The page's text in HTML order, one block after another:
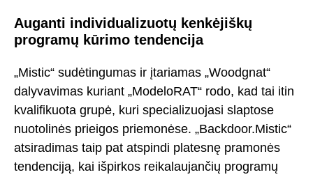
Auganti individualizuotų kenkėjiškų
programų kūrimo tendencija
„Mistic“ sudėtingumas ir įtariamas „Woodgnat“
dalyvavimas kuriant „ModeloRAT“ rodo, kad tai itin
kvalifikuota grupė, kuri specializuojasi slaptose
nuotolinės prieigos priemonėse. „Backdoor.Mistic“
atsiradimas taip pat atspindi platesnę pramonės
tendenciją, kai išpirkos reikalaujančių programų